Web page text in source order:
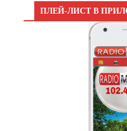
ПЛЕЙ-ЛИСТ В